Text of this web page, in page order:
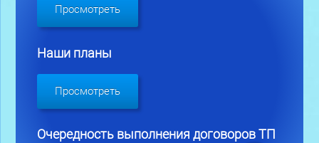
Просмотреть
Наши планы
Просмотреть
Очередность выполнения договоров ТП